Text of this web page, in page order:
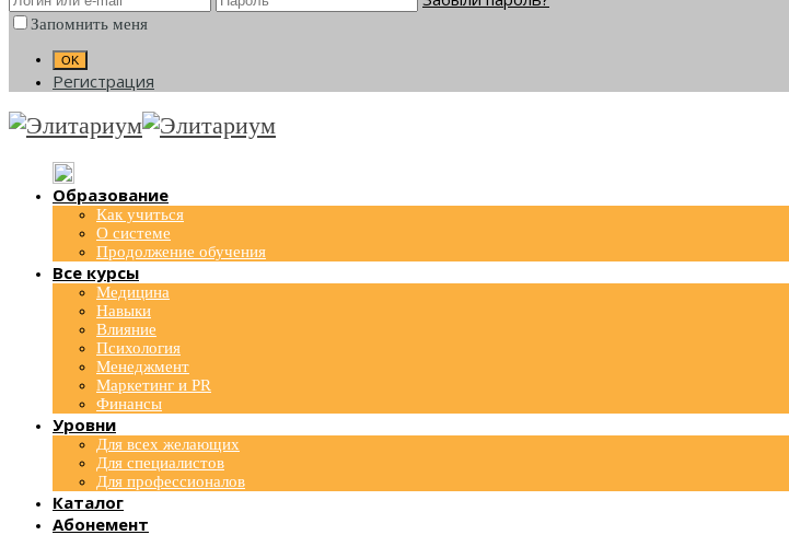
Запомнить меня
Регистрация
Образование
Как учиться
О системе
Продолжение обучения
Все курсы
Медицина
Навыки
Влияние
Психология
Менеджмент
Маркетинг и PR
Финансы
Уровни
Для всех желающих
Для специалистов
Для профессионалов
Каталог
Абонемент